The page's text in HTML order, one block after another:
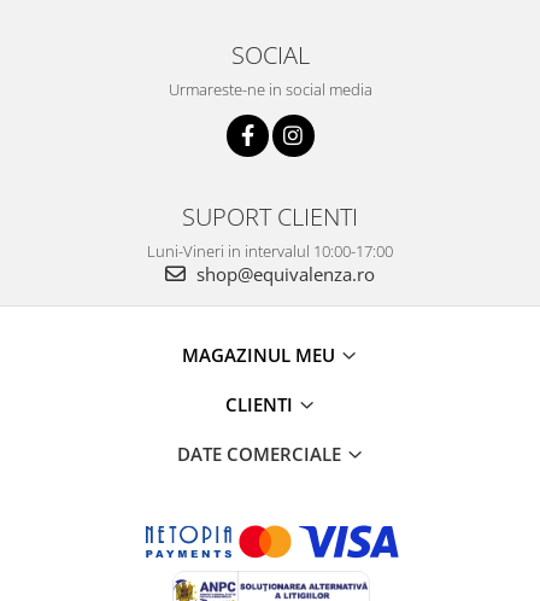
SOCIAL
Urmareste-ne in social media
SUPORT CLIENTI
Luni-Vineri in intervalul 10:00-17:00
shop@equivalenza.ro
MAGAZINUL MEU
CLIENTI
DATE COMERCIALE